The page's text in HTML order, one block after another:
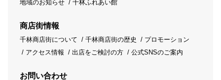
地域のお知らせ 千林ふれあい館
商店街情報
千林商店街について 千林商店街の歴史
プロモーション
アクセス情報
出店をご検討の方 公式SNSのご案内
お問い合わせ